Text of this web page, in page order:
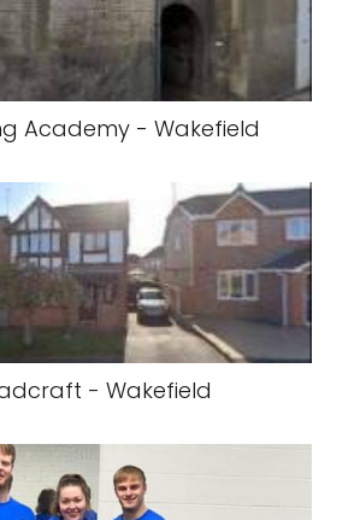
Academy - Wakefield
- Wakefield